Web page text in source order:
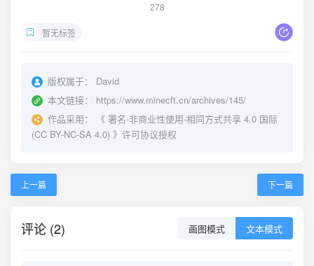
278
暂无标签
版权属于：
David
本文链接：
https://www.minecft.cn/archives/145/
作品采用：
《 署名-非商业性使用-相同方式共享 4.0 国际
(CC BY-NC-SA 4.0) 》许可协议授权
上一篇 下一篇
评论 (2) 画图模式 文本模式